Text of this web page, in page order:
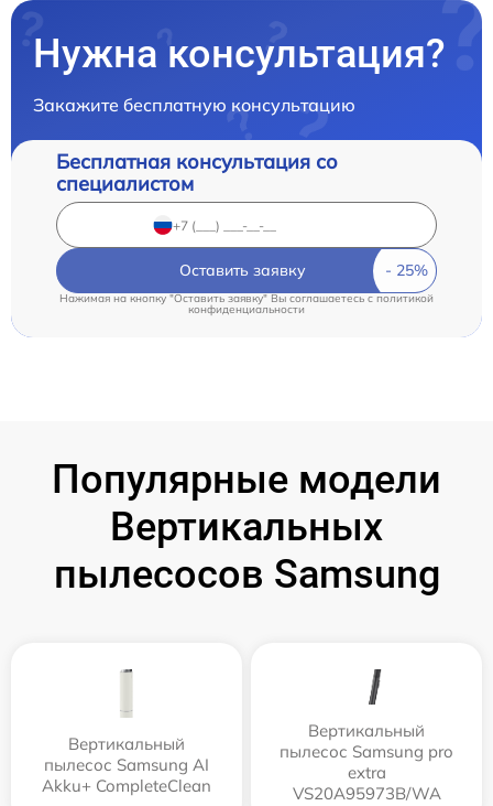
Нужна консультация?
Закажите бесплатную консультацию
Бесплатная консультация со
специалистом
Оставить заявку
Нажимая на кнопку "Оставить заявку" Вы соглашаетесь c политикой
конфиденциальности
Популярные модели
Вертикальных
пылесосов Samsung
Вертикальный
пылесос Samsung AI
Akku+ CompleteClean
Вертикальный
пылесос Samsung pro
extra
VS20A95973B/WA